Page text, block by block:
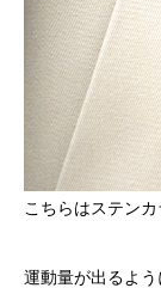
こちらはステン
運動量が出るよう